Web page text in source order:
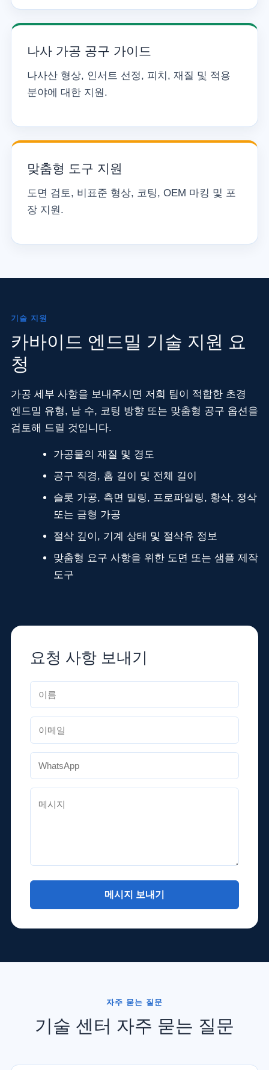
나사 가공 공구 가이드
나사산 형상, 인서트 선정, 피치, 재질 및 적용
분야에 대한 지원.
맞춤형 도구 지원
도면 검토, 비표준 형상, 코팅, OEM 마킹 및 포
장 지원.
기술 지원
카바이드 엔드밀 기술 지원 요
청
가공 세부 사항을 보내주시면 저희 팀이 적합한 초경
엔드밀 유형, 날 수, 코팅 방향 또는 맞춤형 공구 옵션을
검토해 드릴 것입니다.
가공물의 재질 및 경도
공구 직경, 홈 길이 및 전체 길이
슬롯 가공, 측면 밀링, 프로파일링, 황삭, 정삭
또는 금형 가공
절삭 깊이, 기계 상태 및 절삭유 정보
맞춤형 요구 사항을 위한 도면 또는 샘플 제작
도구
요청 사항 보내기
름
*
메
일
*h
a
메
시
*
메시지 보내기
자주 묻는 질문
기술 센터 자주 묻는 질문